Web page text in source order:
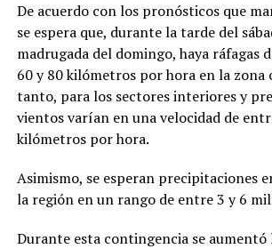
De acuerdo con los pronósticos que
se espera que, durante la tarde del
madrugada del domingo, haya ráfagas
60 y 80 kilómetros por hora en la zona
tanto, para los sectores interiores y
vientos varían en una velocidad de
kilómetros por hora.
Asimismo, se esperan precipitaciones
la región en un rango de entre 3 y 6
Durante esta contingencia se aumentó